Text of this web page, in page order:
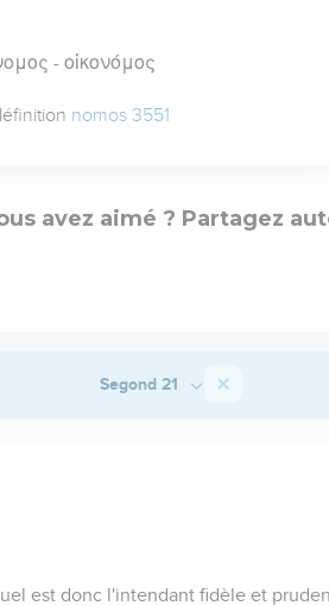
- οἰκονόμος
nomos 3551
avez aimé ? Partagez
Segond 21
est donc l'intendant fidèle et